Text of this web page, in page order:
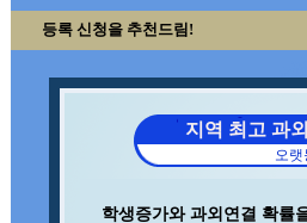
홍* 수학 , 이
구** 수학 ,
이** 영어 ,
이** 수학/과
민** 과학/영
지** 수학/영
오** 수학 ,
등록 신청을 추천드림!
지역 최고 과
오랫
학생증가와 과외연결 확률